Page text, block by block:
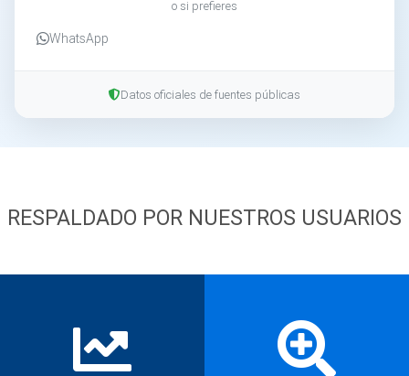
o si prefieres
WhatsApp
Datos oficiales de fuentes públicas
RESPALDADO POR NUESTROS USUARIOS